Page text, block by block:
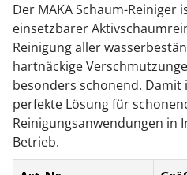
Der MAKA Schaum-Reiniger
einsetzbarer
Reinigung aller
hartnäckige
besonders schonend. Damit
perfekte Lösung für
Reinigungsanwendungen in
Betrieb.